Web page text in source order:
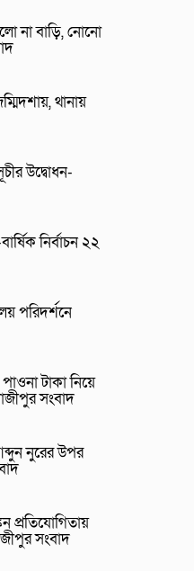
না বাড়ি, নোনো
থানায়
উদ্বোধন-
নির্বাচন ২২
পরিদর্শনে
টাকা নিয়ে
সংবাদ
নুরের উপর
প্রতিযোগিতায়
সংবাদ